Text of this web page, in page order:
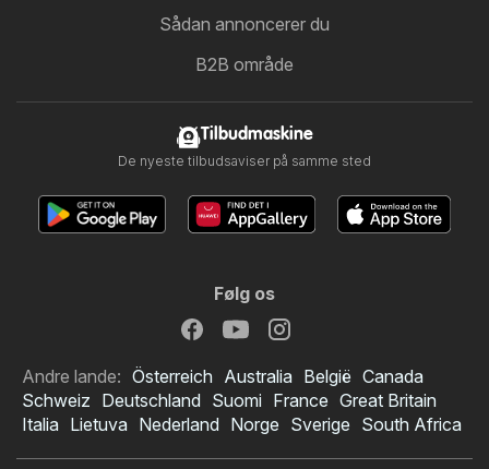
Sådan annoncerer du
B2B område
Tilbudmaskine
De nyeste tilbudsaviser på samme sted
Følg os
Andre lande: Österreich Australia België Canada
Schweiz Deutschland Suomi France Great Britain
Italia Lietuva Nederland Norge Sverige South Africa